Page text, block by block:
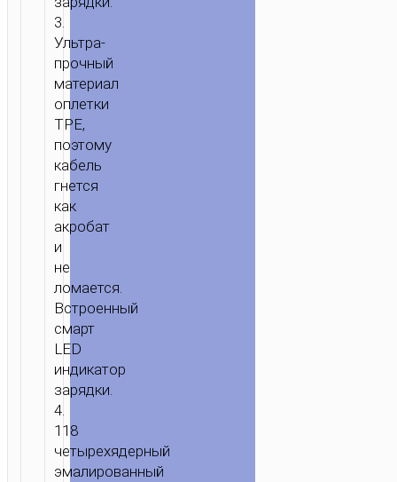
ЗАРЯДКА
ПЕРЕДАЧА
ДАННЫХ
3.
Ультра-
прочный
материал
оплетки
TPE,
поэтому
кабель
гнется
как
акробат
и
не
ломается.
Встроенный
смарт
LED
индикатор
зарядки.
4.
118
четырехядерный
эмалированный